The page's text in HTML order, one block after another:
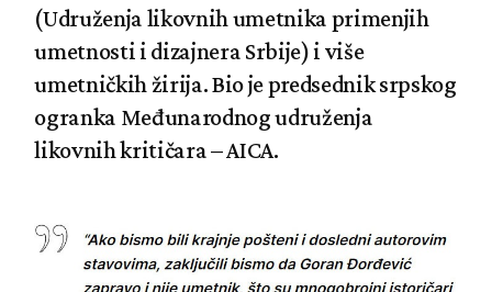
(Udruženja likovnih umetnika primenjih
umetnosti i dizajnera Srbije) i više
umetničkih žirija. Bio je predsednik srpskog
ogranka Međunarodnog udruženja
likovnih kritičara – AICA.